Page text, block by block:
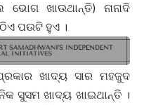
ଖାଉଥାନ୍ତି) ନାନାଦି
ପଉଟି ହୁଏ ।
ଖାଦ୍ୟ ସାର ମହଜୁଦ
ସୁସମ ଖାଦ୍ୟ ଖାଇଥାନ୍ତି ।